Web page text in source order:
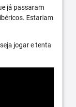
já passaram
Estariam
jogar e tenta